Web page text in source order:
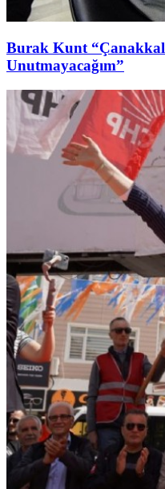
Burak Kunt
Unutmayacağım”